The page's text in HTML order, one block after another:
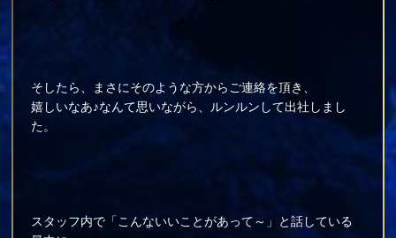
そしたら、まさにそのような方からご連絡を頂き、
嬉しいなあ♪なんて思いながら、ルンルンして出社しまし
た。
スタッフ内で「こんないいことがあって～」と話している